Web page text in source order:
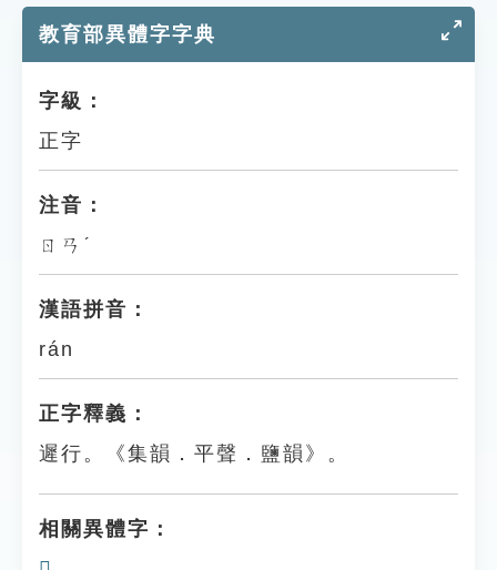
貓頭鷹博士
教育部異體字字典
字級：
正字
注音：
ㄖㄢˊ
漢語拼音：
rán
正字釋義：
遲行。《集韻．平聲．鹽韻》。
相關異體字：